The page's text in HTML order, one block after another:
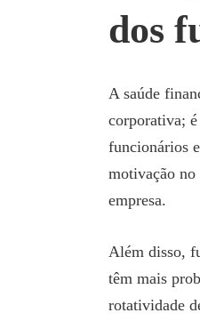
dos
A saúde
corporativa;
funcionários
motivação
empresa.
Além disso,
têm mais
rotatividade